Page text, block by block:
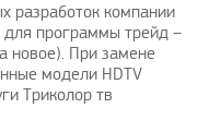
разработок компании
для программы трейд –
новое). При замене
модели HDTV
Триколор тв